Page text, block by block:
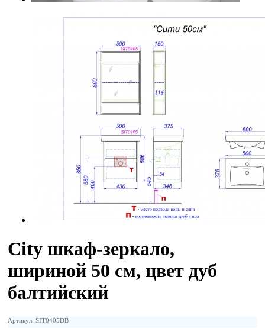
City шкаф-зеркало,
шириной 50 см, цвет дуб
балтийский
Артикул: SIT0405DB